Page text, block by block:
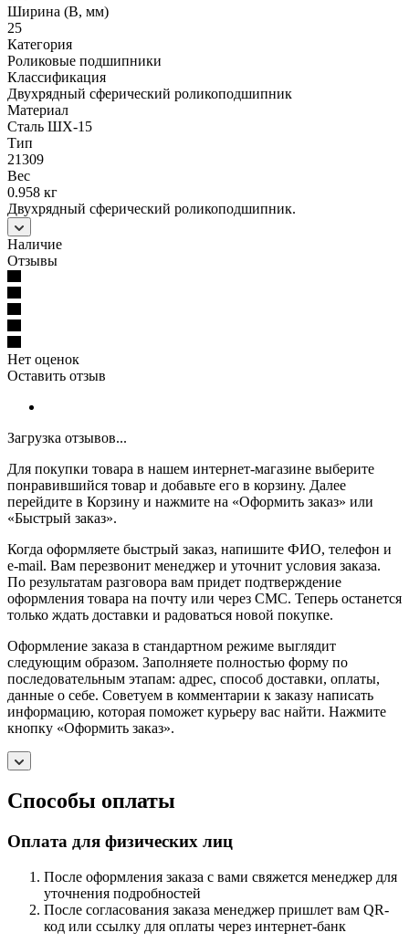
Ширина (B, мм)
25
Категория
Роликовые подшипники
Классификация
Двухрядный сферический роликоподшипник
Материал
Сталь ШХ-15
Тип
21309
Вес
0.958 кг
Двухрядный сферический роликоподшипник.
Наличие
Отзывы
Нет оценок
Оставить отзыв
Загрузка отзывов...
Для покупки товара в нашем интернет-магазине выберите
понравившийся товар и добавьте его в корзину. Далее
перейдите в Корзину и нажмите на «Оформить заказ» или
«Быстрый заказ».
Когда оформляете быстрый заказ, напишите ФИО, телефон и
e-mail. Вам перезвонит менеджер и уточнит условия заказа.
По результатам разговора вам придет подтверждение
оформления товара на почту или через СМС. Теперь останется
только ждать доставки и радоваться новой покупке.
Оформление заказа в стандартном режиме выглядит
следующим образом. Заполняете полностью форму по
последовательным этапам: адрес, способ доставки, оплаты,
данные о себе. Советуем в комментарии к заказу написать
информацию, которая поможет курьеру вас найти. Нажмите
кнопку «Оформить заказ».
Способы оплаты
Оплата для физических лиц
После оформления заказа с вами свяжется менеджер для
уточнения подробностей
После согласования заказа менеджер пришлет вам QR-
код или ссылку для оплаты через интернет-банк